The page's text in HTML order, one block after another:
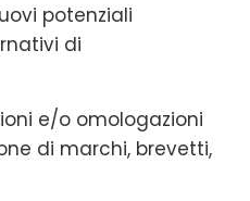
potenziali
di
e/o omologazioni
di marchi, brevetti,